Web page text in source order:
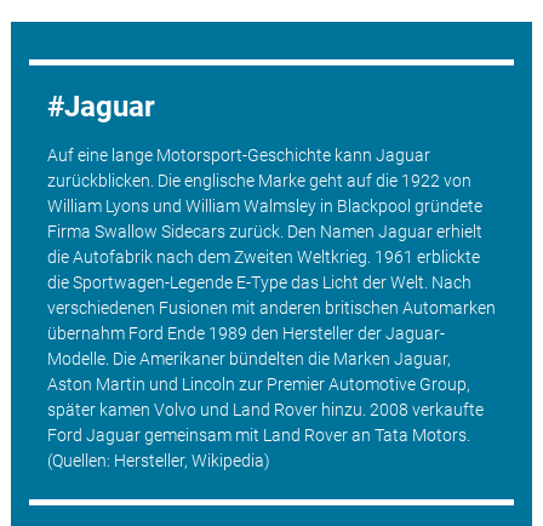
Jaguar
Auf eine lange Motorsport-Geschichte kann Jaguar
zurückblicken. Die englische Marke geht auf die 1922 von
William Lyons und William Walmsley in Blackpool gründete
Firma Swallow Sidecars zurück. Den Namen Jaguar erhielt
die Autofabrik nach dem Zweiten Weltkrieg. 1961 erblickte
die Sportwagen-Legende E-Type das Licht der Welt. Nach
verschiedenen Fusionen mit anderen britischen Automarken
übernahm Ford Ende 1989 den Hersteller der Jaguar-
Modelle. Die Amerikaner bündelten die Marken Jaguar,
Aston Martin und Lincoln zur Premier Automotive Group,
später kamen Volvo und Land Rover hinzu. 2008 verkaufte
Ford Jaguar gemeinsam mit Land Rover an Tata Motors.
(Quellen: Hersteller, Wikipedia)